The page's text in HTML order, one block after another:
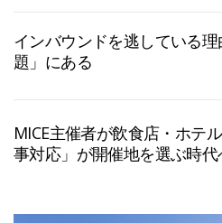
インバウンドを逃している
題」にある
MICE主催者が飲食店・ホ
事対応」が開催地を選ぶ時代